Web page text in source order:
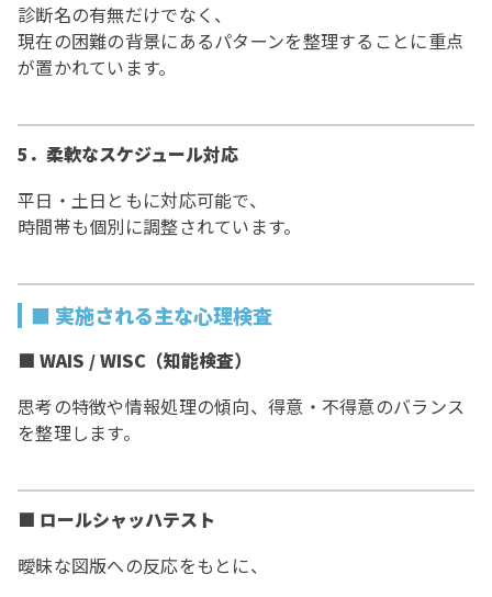
診断名の有無だけでなく、
現在の困難の背景にあるパターンを整理することに重点
が置かれています。
5．柔軟なスケジュール対応
平日・土日ともに対応可能で、
時間帯も個別に調整されています。
■ 実施される主な心理検査
■ WAIS / WISC（知能検査）
思考の特徴や情報処理の傾向、得意・不得意のバランス
を整理します。
■ ロールシャッハテスト
曖昧な図版への反応をもとに、